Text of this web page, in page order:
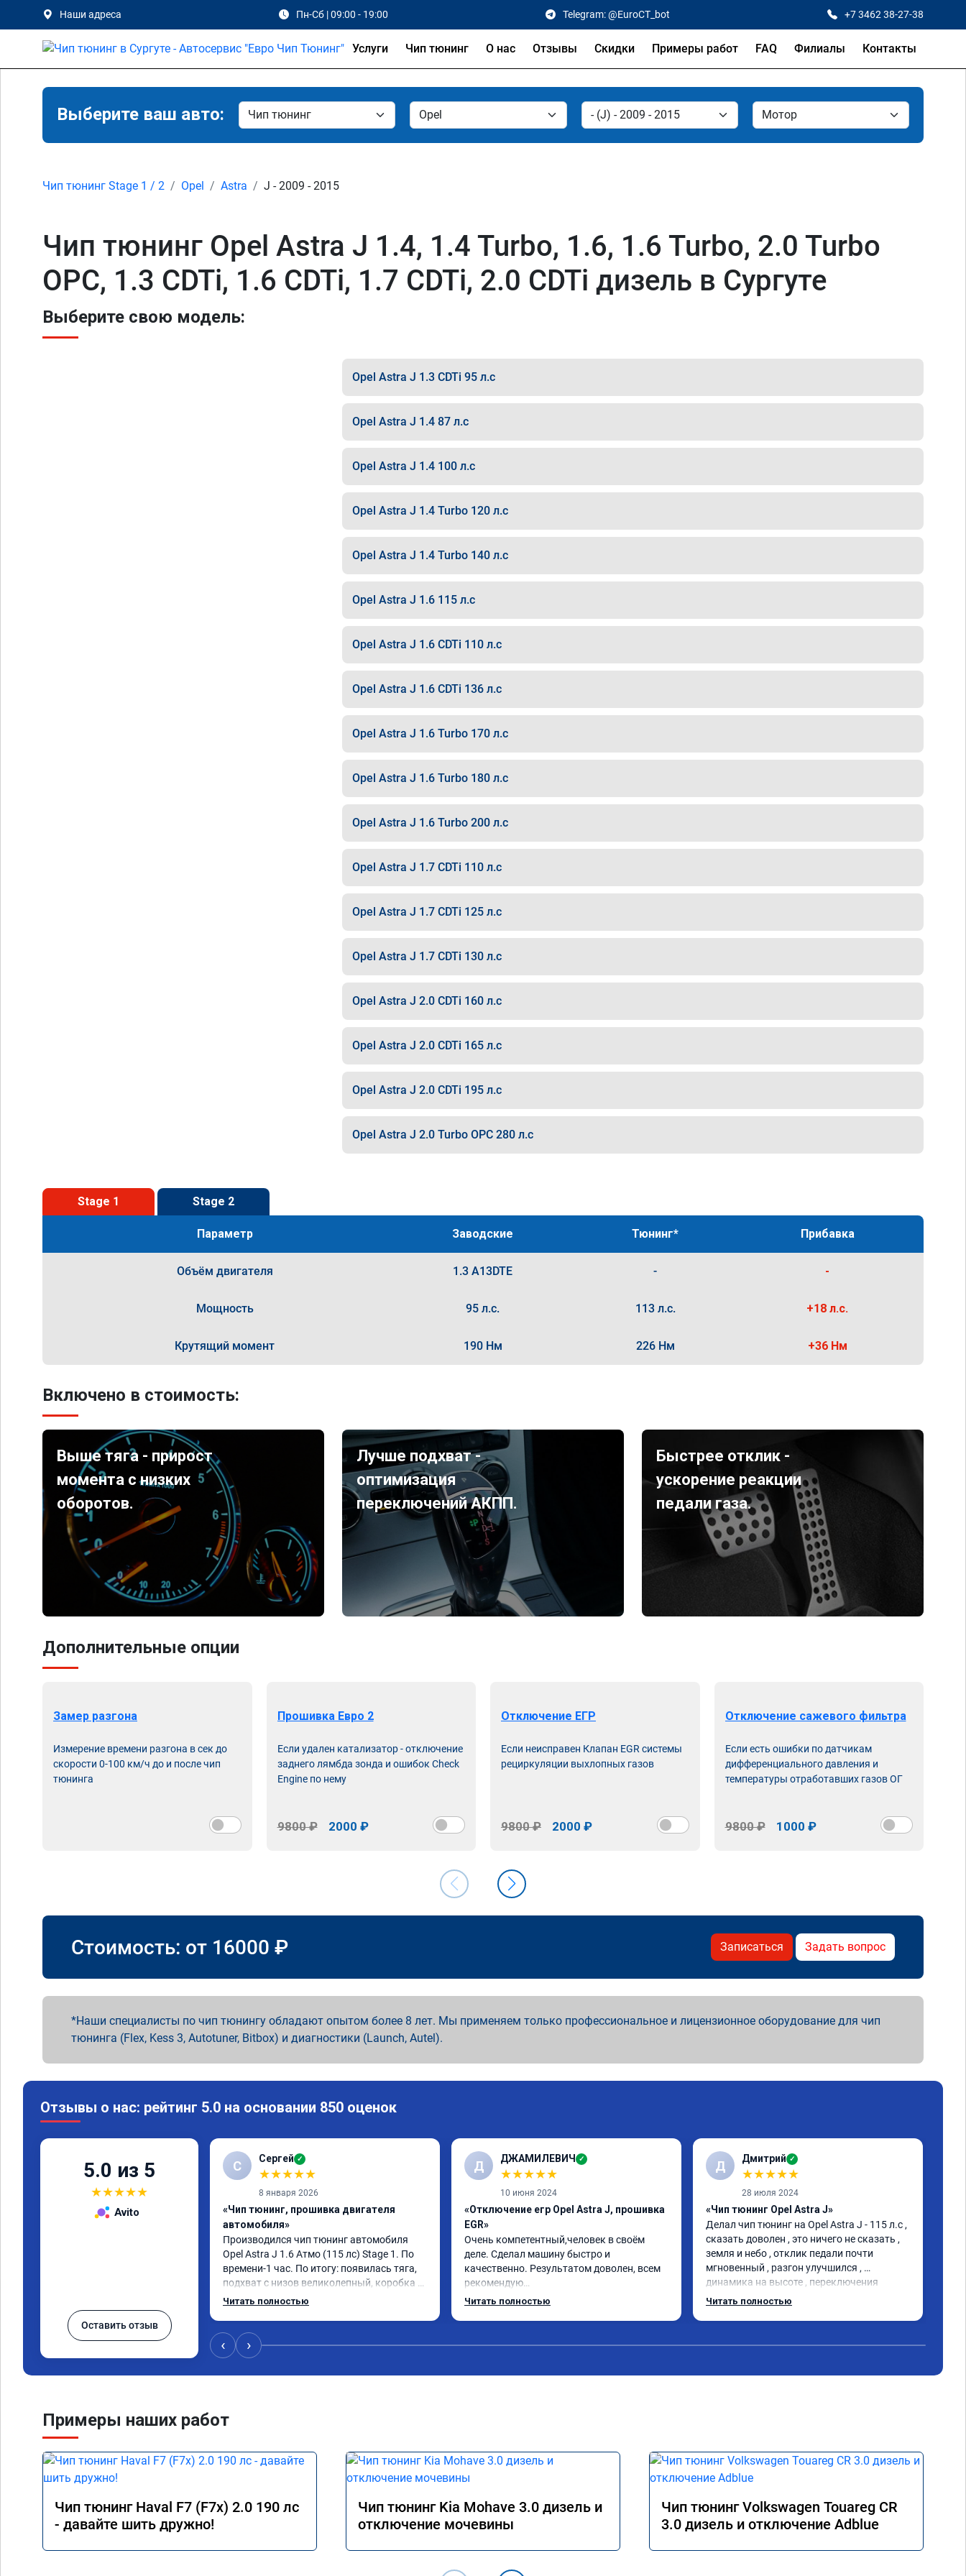
Наши адреса Пн-Сб | 09:00 - 19:00 Telegram: @EuroCT_bot +7 3462 38-27-38
Услуги Чип тюнинг О нас Отзывы Скидки Примеры работ FAQ Филиалы Контакты
Выберите ваш авто:
Чип тюнинг Stage 1 / 2 Opel Astra J - 2009 - 2015
Чип тюнинг Opel Astra J 1.4, 1.4 Turbo, 1.6, 1.6 Turbo, 2.0 Turbo
OPC, 1.3 CDTi, 1.6 CDTi, 1.7 CDTi, 2.0 CDTi дизель в Сургуте
Выберите свою модель:
Opel Astra J 1.3 CDTi 95 л.с
Opel Astra J 1.4 87 л.с
Opel Astra J 1.4 100 л.с
Opel Astra J 1.4 Turbo 120 л.с
Opel Astra J 1.4 Turbo 140 л.с
Opel Astra J 1.6 115 л.с
Opel Astra J 1.6 CDTi 110 л.с
Opel Astra J 1.6 CDTi 136 л.с
Opel Astra J 1.6 Turbo 170 л.с
Opel Astra J 1.6 Turbo 180 л.с
Opel Astra J 1.6 Turbo 200 л.с
Opel Astra J 1.7 CDTi 110 л.с
Opel Astra J 1.7 CDTi 125 л.с
Opel Astra J 1.7 CDTi 130 л.с
Opel Astra J 2.0 CDTi 160 л.с
Opel Astra J 2.0 CDTi 165 л.с
Opel Astra J 2.0 CDTi 195 л.с
Opel Astra J 2.0 Turbo OPC 280 л.с
Stage 1 Stage 2
Параметр Заводские Тюнинг* Прибавка
Объём двигателя 1.3 A13DTE - -
Мощность 95 л.с. 113 л.с. +18 л.с.
Крутящий момент 190 Нм 226 Нм +36 Нм
Включено в стоимость:
Выше тяга - прирост
момента с низких
оборотов.
Лучше подхват -
оптимизация
переключений АКПП.
Быстрее отклик -
ускорение реакции
педали газа.
Дополнительные опции
Замер разгона
Измерение времени разгона в сек до
скорости 0-100 км/ч до и после чип
тюнинга
Прошивка Евро 2
Если удален катализатор - отключение
заднего лямбда зонда и ошибок Check
Engine по нему
9800 ₽ 2000 ₽
Отключение ЕГР
Если неисправен Клапан EGR системы
рециркуляции выхлопных газов
9800 ₽ 2000 ₽
Отключение сажевого фильтра
Если есть ошибки по датчикам
дифференциального давления и
температуры отработавших газов ОГ
9800 ₽ 1000 ₽
Стоимость: от 16000 ₽ Записаться Задать вопрос
Наши специалисты по чип тюнингу обладают опытом более 8 лет. Мы применяем только профессиональное и лицензионное оборудование для чип
тюнинга (Flex, Kess 3, Autotuner, Bitbox) и диагностики (Launch, Autel).
Отзывы о нас: рейтинг 5.0 на основании 850 оценок
5.0 из 5
★★★★★
Avito
Оставить отзыв
С Сергей ✓
★★★★★
8 января 2026
«Чип тюнинг, прошивка двигателя
автомобиля»
Производился чип тюнинг автомобиля
Opel Astra J 1.6 Атмо (115 лс) Stage 1. По
времени-1 час. По итогу: появилась тяга,
подхват с низов великолепный, коробка
стала работать плавнее. На трассе
Вообщем доволен как слон )))
Рекомендую компанию!
Читать полностью
Д ДЖАМИЛЕВИЧ ✓
★★★★★
10 июня 2024
«Отключение егр Opel Astra J, прошивка
EGR»
Очень компетентный,человек в своём
деле. Сделал машину быстро и
качественно. Результатом доволен, всем
рекомендую
До этого машина не ехала и расход был
Читать полностью
Д Дмитрий ✓
★★★★★
28 июля 2024
«Чип тюнинг Opel Astra J»
Делал чип тюнинг на Opel Astra J - 115 л.с ,
сказать доволен , это ничего не сказать ,
земля и небо , отклик педали почти
мгновенный , разгон улучшился ,
динамика на высоте , переключения
коробки мягче , ребят от души благодарю
Читать полностью
‹ ›
Примеры наших работ
Чип тюнинг Haval F7 (F7x) 2.0 190 лс
- давайте шить дружно!
Чип тюнинг Kia Mohave 3.0 дизель и
отключение мочевины
Чип тюнинг Volkswagen Touareg CR
3.0 дизель и отключение Adblue